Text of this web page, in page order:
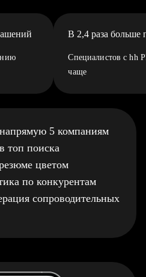
В 2,4 раза больше
Специалистов с hh
чаще
5 компаниям
топ поиска
цветом
по конкурентам
сопроводительных